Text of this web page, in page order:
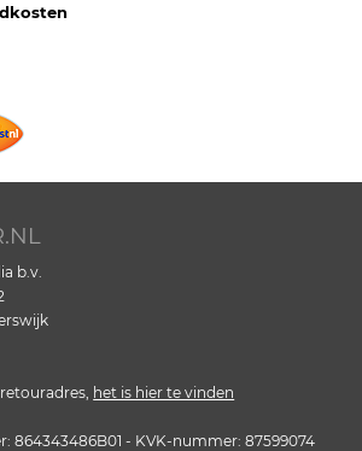
b.v.
het is hier te vinden
864343486B01 - KVK-nummer: 87599074